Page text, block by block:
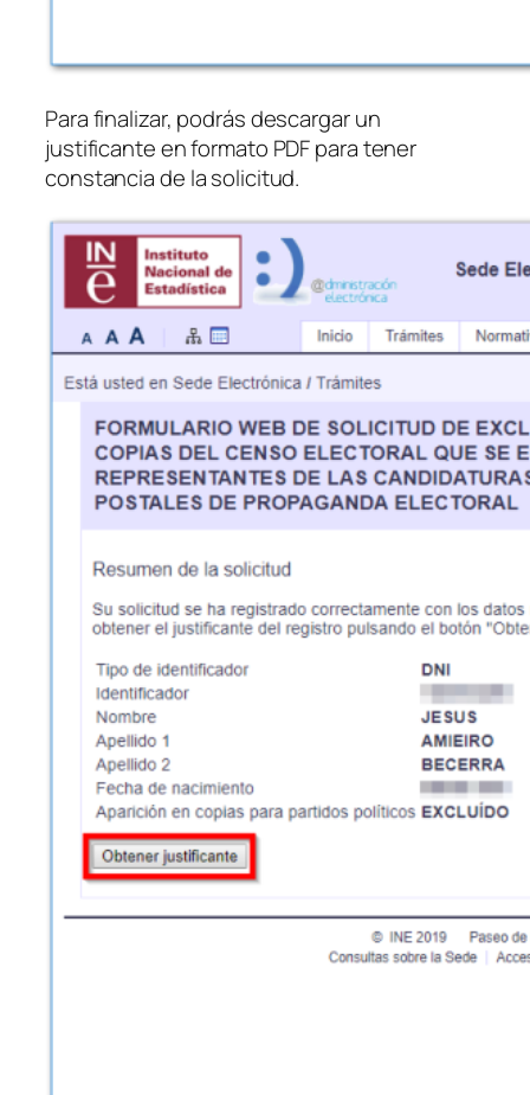
Para finalizar, podrás descargar un
justificante en formato PDF para tener
constancia de la solicitud.